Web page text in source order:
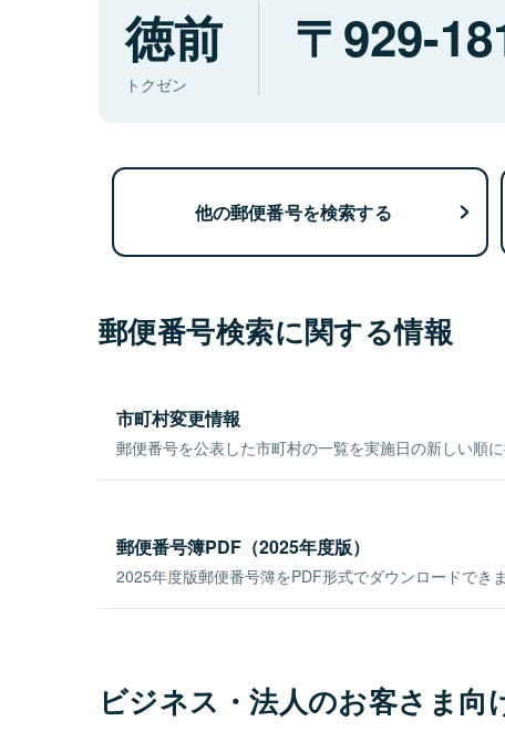
徳前
トクゼン
929-
他の郵便番号を検索する
郵便番号検索に関する情報
市町村変更情報
郵便番号を公表した市町村の一覧を実施日の新しい順に
郵便番号簿PDF（2025年度版）
2025年度版郵便番号簿をPDF形式でダウンロードできま
ビジネス・法人のお客さま向